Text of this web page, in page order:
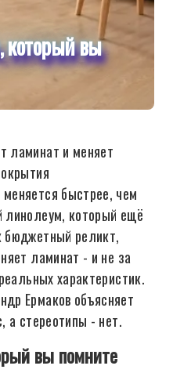
который вы
ламинат и меняет
быстрее, чем
линолеум, который ещё
бюджетный реликт,
ламинат - и не за
характеристик.
Ермаков объясняет
а стереотипы - нет.
вы помните